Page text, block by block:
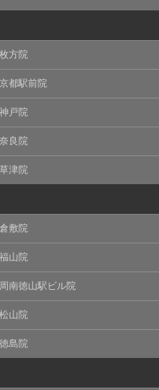
枚方院
京都駅前院
神戸院
奈良院
草津院
倉敷院
福山院
周南徳山駅ビル院
松山院
徳島院